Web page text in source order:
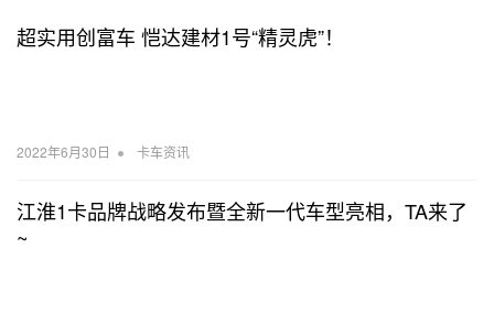
超实用创富车 恺达建材1号“精灵虎”！
2022年6月30日 • 卡车资讯
江淮1卡品牌战略发布暨全新一代车型亮相，TA来了
~